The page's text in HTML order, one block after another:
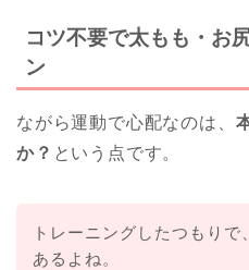
コツ不要で太もも・お
ン
ながら運動で心配なのは、
か？ という点です。
トレーニングしたつもりで
あるよね。